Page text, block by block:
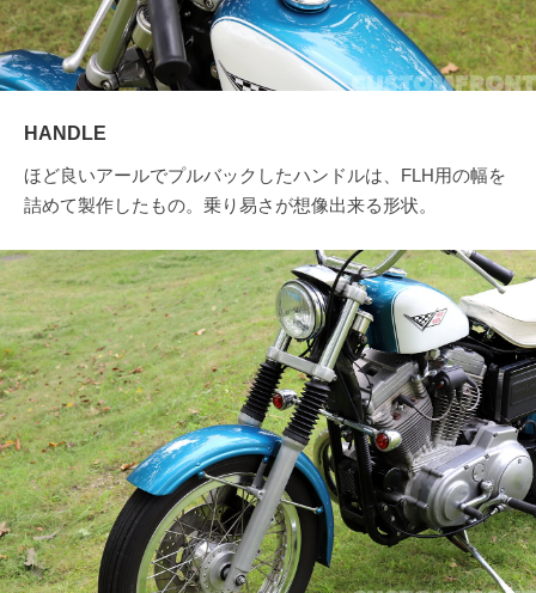
HANDLE
ほど良いアールでプルバックしたハンドルは、FLH用の幅を
詰めて製作したもの。乗り易さが想像出来る形状。